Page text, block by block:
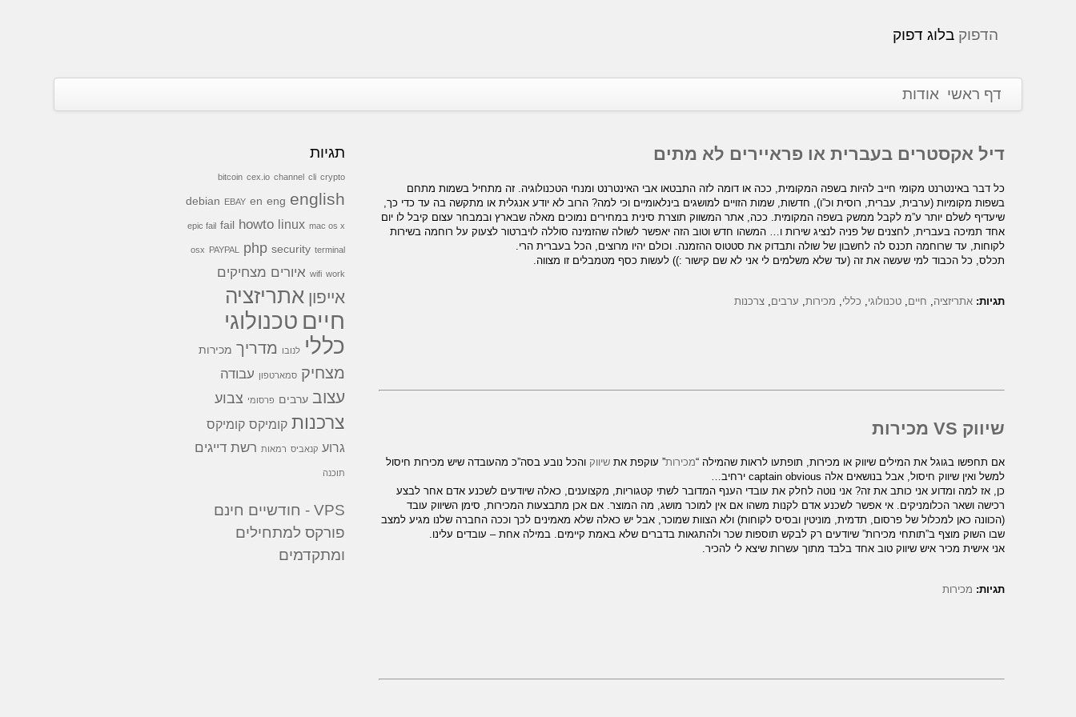
הדפוק בלוג דפוק
דף ראשי אודות
דיל אקסטרים בעברית או פראיירים לא מתים
כל דבר באינטרנט מקומי חייב להיות בשפה המקומית, ככה או דומה לזה התבטאו אבי האינטרנט ומנחי הטכנולוגיה. זה מתחיל בשמות מתחם
בשפות מקומיות (ערבית, עברית, רוסית וכ”ו), חדשות, שמות הזויים למושגים בינלאומיים וכי למה? הרוב לא יודע אנגלית או מתקשה בה עד כדי כך,
שיעדיף לשלם יותר ע”מ לקבל ממשק בשפה המקומית. ככה, אתר המשווק תוצרת סינית במחירים נמוכים מאלה שבארץ ובמבחר עצום קיבל לו יום
אחד תמיכה בעברית, לחצנים של פניה לנציג שירות ו… המשהו חדש וטוב הזה יאפשר לשולה שהזמינה סוללה לויברטור לצעוק על רוחמה בשירות
לקוחות, עד שרוחמה תכנס לה לחשבון של שולה ותבדוק את סטטוס ההזמנה. וכולם יהיו מרוצים, הכל בעברית הרי.
תכלס, כל הכבוד למי שעשה את זה (עד שלא משלמים לי אני לא שם קישור :)) לעשות כסף מטמבלים זו מצווה.
תגיות: אתריזציה חיים ,טכנולוגי כללי מכירות ערבים ,צרכנות
שיווק VS מכירות
אם תחפשו בגוגל את המילים שיווק או מכירות, תופתעו לראות שהמילה “מכירות” עוקפת אתשיווק והכל נובע בסה”כ מהעובדה שיש מכירות חיסול
למשל ואין שיווק חיסול, אבל בנושאים אלה captain obvious ירחיב…
כן, אז למה ומדוע אני כותב את זה? אני נוטה לחלק את עובדי הענף המדובר לשתי קטגוריות, מקצוענים, כאלה שיודעים לשכנע אדם אחר לבצע
רכישה ושאר הכלומניקים. אי אפשר לשכנע אדם לקנות משהו אם אין למוכר מושג, מה המוצר. אם אכן מתבצעות המכירות, סימן השיווק עובד
(הכוונה כאן למכלול של פרסום, תדמית, מוניטין ובסיס לקוחות) ולא הצוות שמוכר, אבל יש כאלה שלא מאמינים לכך וככה החברה שלנו מגיע למצב
שבו השוק מוצף ב”תותחי מכירות” שיודעים רק לבקש תוספות שכר ולהתגאות בדברים שלא באמת קיימים. במילה אחת – עובדים עלינו.
אני אישית מכיר איש שיווק טוב אחד בלבד מתוך עשרות שיצא לי להכיר.
תגיות: מכירות
תגיות
bitcoin cex.io channel cli crypto
debian EBAY en eng english
epic fail fail howto linux mac os x
osx PAYPAL php security terminal
wifi work איורים מצחיקים
אייפון אתריזציה
חיים טכנולוגי
כללי
לנובו מדריך מכירות
מצחיק סמארטפון עבודה
עצוב ערבים פרסומי צבוע
צרכנות קומיקס קומיקס
גרוע קנאביס רמאות רשת דייגים
תוכנה
VPS - חודשיים חינם
פורקס למתחילים
ומתקדמים